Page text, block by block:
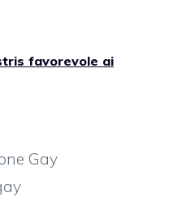
favorevole ai
Gay